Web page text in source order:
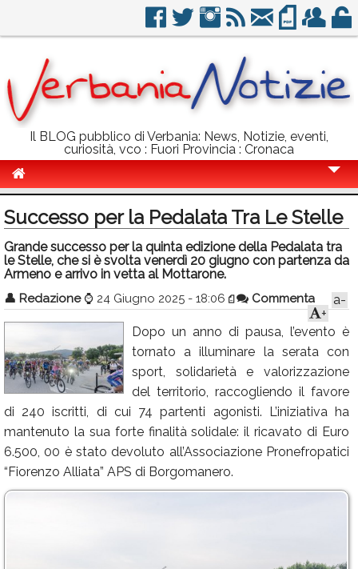
Il BLOG pubblico di Verbania: News, Notizie, eventi,
curiosità, vco : Fuori Provincia : Cronaca
Politica
Sport
Eventi
Info Utili
Rubriche
Calendario
Annunci
Successo per la Pedalata Tra Le Stelle
Grande successo per la quinta edizione della Pedalata tra
le Stelle, che si è svolta venerdì 20 giugno con partenza da
Armeno e arrivo in vetta al Mottarone.
👤 Redazione ⌚ 24 Giugno 2025 - 18:06 Commenta
a-
+
Dopo un anno di pausa, l’evento è
tornato a illuminare la serata con
sport, solidarietà e valorizzazione
del territorio, raccogliendo il favore
di 240 iscritti, di cui 74 partenti agonisti. L’iniziativa ha
mantenuto la sua forte finalità solidale: il ricavato di Euro
6.500, 00 è stato devoluto all’Associazione Pronefropatici
“Fiorenzo Alliata” APS di Borgomanero.